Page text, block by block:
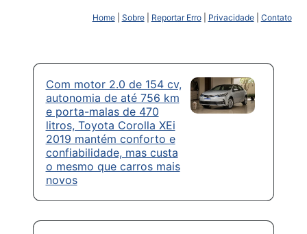
Home| Sobre| Reportar Erro| Privacidade| Contato
Com motor 2.0 de 154 cv,
autonomia de até 756 km
e porta-malas de 470
litros, Toyota Corolla XEi
2019 mantém conforto e
confiabilidade, mas custa
o mesmo que carros mais
novos